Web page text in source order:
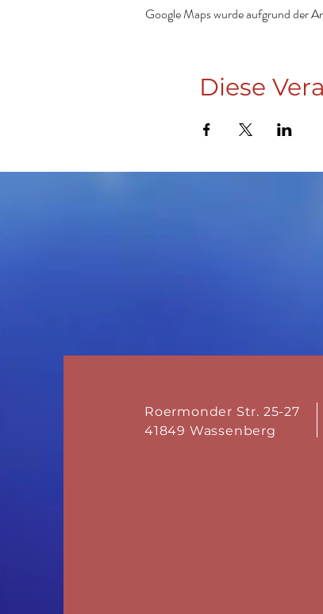
Google Maps wurde aufgrund der
Diese
Roermonder Str. 25-27
41849 Wassenberg